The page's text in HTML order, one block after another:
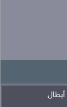
أبطال